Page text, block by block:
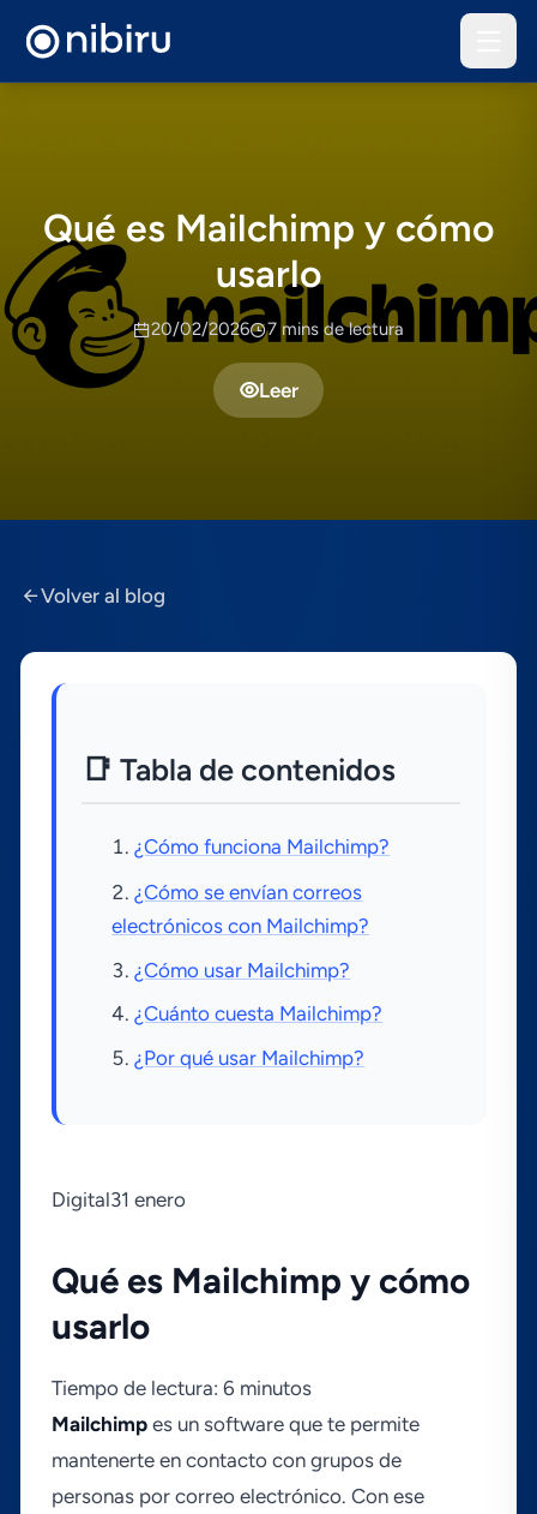
Qué es Mailchimp y cómo
usarlo
20/02/2026 7 mins de lectura
Leer
Volver al blog
📑 Tabla de contenidos
¿Cómo funciona Mailchimp?
¿Cómo se enví­an correos
electrónicos con Mailchimp?
¿Cómo usar Mailchimp?
¿Cuánto cuesta Mailchimp?
¿Por qué usar Mailchimp?
Digital31 enero
Qué es Mailchimp y cómo
usarlo
Tiempo de lectura: 6 minutos
Mailchimp es un software que te permite
mantenerte en contacto con grupos de
personas por correo electrónico. Con ese